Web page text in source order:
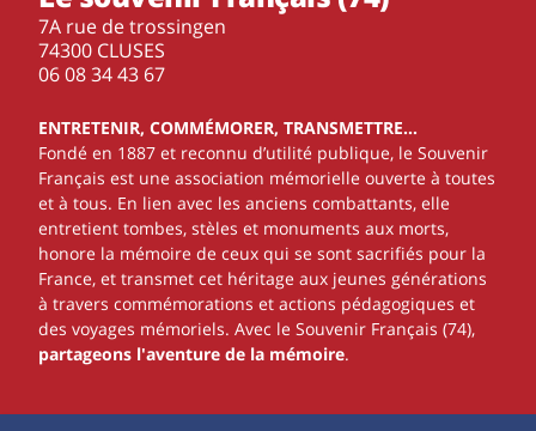
7A rue de trossingen
74300 CLUSES
‭06 08 34 43 67‬
ENTRETENIR, COMMÉMORER, TRANSMETTRE…
Fondé en 1887 et reconnu d’utilité publique, le Souvenir
Français est une association mémorielle ouverte à toutes
et à tous. En lien avec les anciens combattants, elle
entretient tombes, stèles et monuments aux morts,
honore la mémoire de ceux qui se sont sacrifiés pour la
France, et transmet cet héritage aux jeunes générations
à travers commémorations et actions pédagogiques et
des voyages mémoriels. Avec le Souvenir Français (74),
partageons l'aventure de la mémoire.